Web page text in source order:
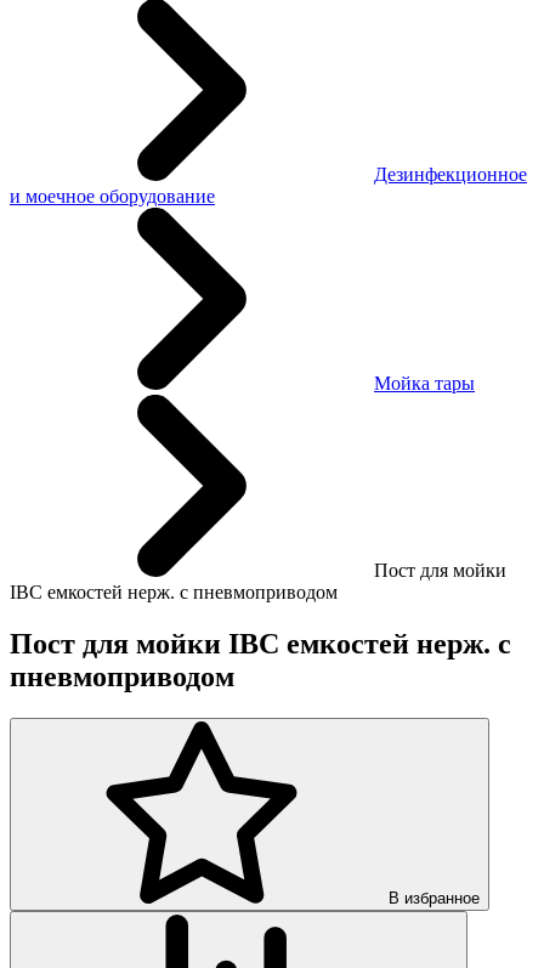
Дезинфекционное
и моечное оборудование
Мойка тары
Пост для мойки
IBC емкостей нерж. с пневмоприводом
Пост для мойки IBC емкостей нерж. с
пневмоприводом
В избранное